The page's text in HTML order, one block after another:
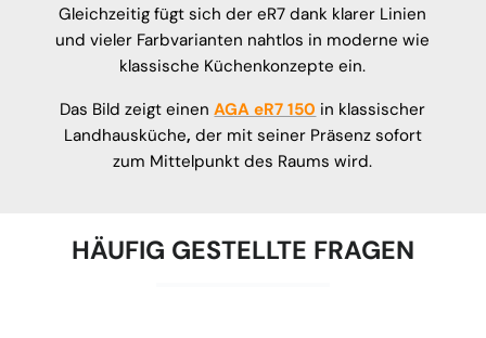
Gleichzeitig fügt sich der eR7 dank klarer Linien
und vieler Farbvarianten nahtlos in moderne wie
klassische Küchenkonzepte ein.
Das Bild zeigt einenAGA eR7 150 in klassischer
Landhausküche, der mit seiner Präsenz sofort
zum Mittelpunkt des Raums wird.
HÄUFIG GESTELLTE FRAGEN